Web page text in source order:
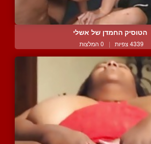
הטוסיק החמדן של אשלי
4339 צפיות | 0 המלצות